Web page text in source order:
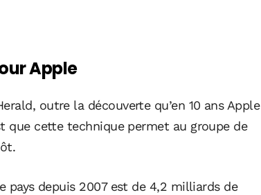
Apple
outre la découverte qu’en 10 ans Apple
que cette technique permet au groupe de
pays depuis 2007 est de 4,2 milliards de